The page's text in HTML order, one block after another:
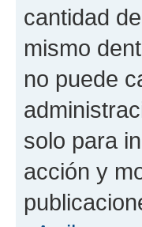
cantidad
mismo
no puede
solo para
acción y